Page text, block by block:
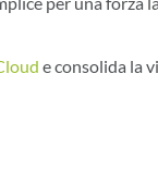
e consolida la